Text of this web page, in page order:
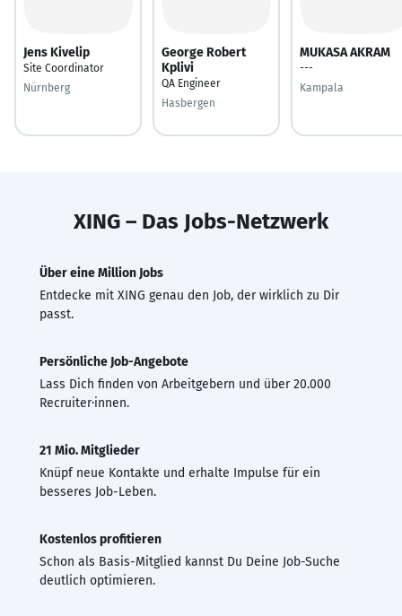
Jens Kivelip
Site Coordinator
Nürnberg
George Robert
Kplivi
QA Engineer
Hasbergen
MUKASA AKRAM
---
Kampala
XING – Das Jobs-Netzwerk
Über eine Million Jobs
Entdecke mit XING genau den Job, der wirklich zu Dir
passt.
Persönliche Job-Angebote
Lass Dich finden von Arbeitgebern und über 20.000
Recruiter·innen.
21 Mio. Mitglieder
Knüpf neue Kontakte und erhalte Impulse für ein
besseres Job-Leben.
Kostenlos profitieren
Schon als Basis-Mitglied kannst Du Deine Job-Suche
deutlich optimieren.